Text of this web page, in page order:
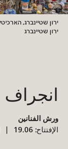
ירון שטיינברג
انجراف
ورش الفنانين
الإفتتاح: 19.06